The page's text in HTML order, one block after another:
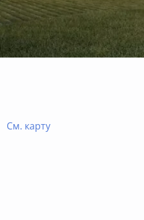
См. карту